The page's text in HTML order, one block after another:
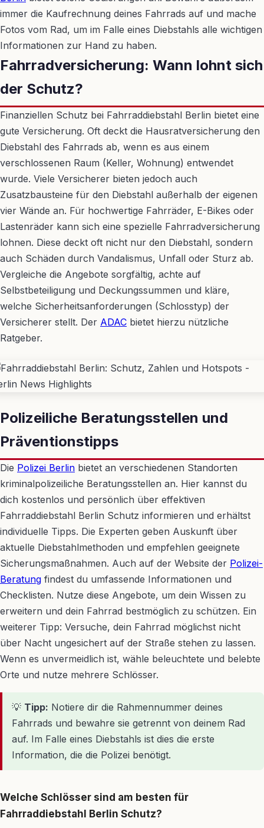
immer die Kaufrechnung deines Fahrrads auf und mache
Fotos vom Rad, um im Falle eines Diebstahls alle wichtigen
Informationen zur Hand zu haben.
Fahrradversicherung: Wann lohnt sich
der Schutz?
Finanziellen Schutz bei Fahrraddiebstahl Berlin bietet eine
gute Versicherung. Oft deckt die Hausratversicherung den
Diebstahl des Fahrrads ab, wenn es aus einem
verschlossenen Raum (Keller, Wohnung) entwendet
wurde. Viele Versicherer bieten jedoch auch
Zusatzbausteine für den Diebstahl außerhalb der eigenen
vier Wände an. Für hochwertige Fahrräder, E-Bikes oder
Lastenräder kann sich eine spezielle Fahrradversicherung
lohnen. Diese deckt oft nicht nur den Diebstahl, sondern
auch Schäden durch Vandalismus, Unfall oder Sturz ab.
Vergleiche die Angebote sorgfältig, achte auf
Selbstbeteiligung und Deckungssummen und kläre,
welche Sicherheitsanforderungen (Schlosstyp) der
Versicherer stellt. Der ADAC bietet hierzu nützliche
Ratgeber.
Polizeiliche Beratungsstellen und
Präventionstipps
Die Polizei Berlin bietet an verschiedenen Standorten
kriminalpolizeiliche Beratungsstellen an. Hier kannst du
dich kostenlos und persönlich über effektiven
Fahrraddiebstahl Berlin Schutz informieren und erhältst
individuelle Tipps. Die Experten geben Auskunft über
aktuelle Diebstahlmethoden und empfehlen geeignete
Sicherungsmaßnahmen. Auch auf der Website der Polizei-
Beratung findest du umfassende Informationen und
Checklisten. Nutze diese Angebote, um dein Wissen zu
erweitern und dein Fahrrad bestmöglich zu schützen. Ein
weiterer Tipp: Versuche, dein Fahrrad möglichst nicht
über Nacht ungesichert auf der Straße stehen zu lassen.
Wenn es unvermeidlich ist, wähle beleuchtete und belebte
Orte und nutze mehrere Schlösser.
💡 Tipp: Notiere dir die Rahmennummer deines
Fahrrads und bewahre sie getrennt von deinem Rad
auf. Im Falle eines Diebstahls ist dies die erste
Information, die die Polizei benötigt.
Welche Schlösser sind am besten für
Fahrraddiebstahl Berlin Schutz?